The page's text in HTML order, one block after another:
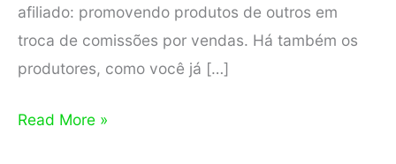
afiliado: promovendo produtos de outros em
troca de comissões por vendas. Há também os
produtores, como você já […]
Curso
Read More »